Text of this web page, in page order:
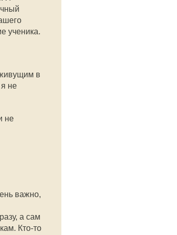
ученика.
живущим в
не
не
важно,
а сам
Кто-то